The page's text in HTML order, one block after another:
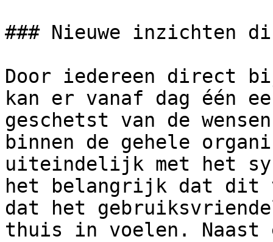
### Nieuwe inzichten
Door iedereen direct
kan er vanaf dag één
geschetst van de
binnen de gehele
uiteindelijk met het
het belangrijk dat dit
dat het
thuis in voelen. Naast